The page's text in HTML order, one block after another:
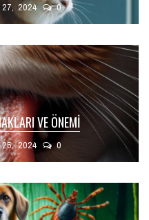
2024 0
VE ÖNEMI
2024 0